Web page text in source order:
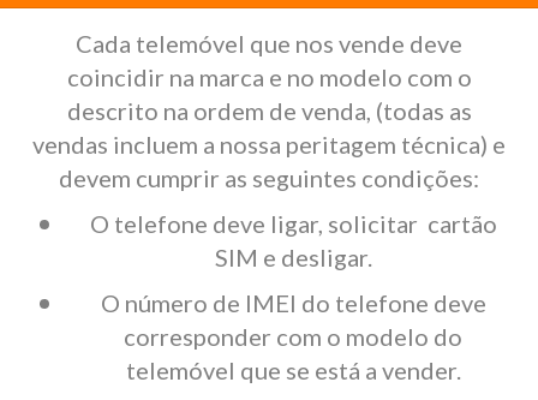
Cada telemóvel que nos vende deve
coincidir na marca e no modelo com o
descrito na ordem de venda, (todas as
vendas incluem a nossa peritagem técnica) e
devem cumprir as seguintes condições:
O telefone deve ligar, solicitar cartão
SIM e desligar.
O número de IMEI do telefone deve
corresponder com o modelo do
telemóvel que se está a vender.